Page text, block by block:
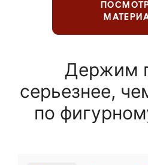
Держим
серьезнее,
по